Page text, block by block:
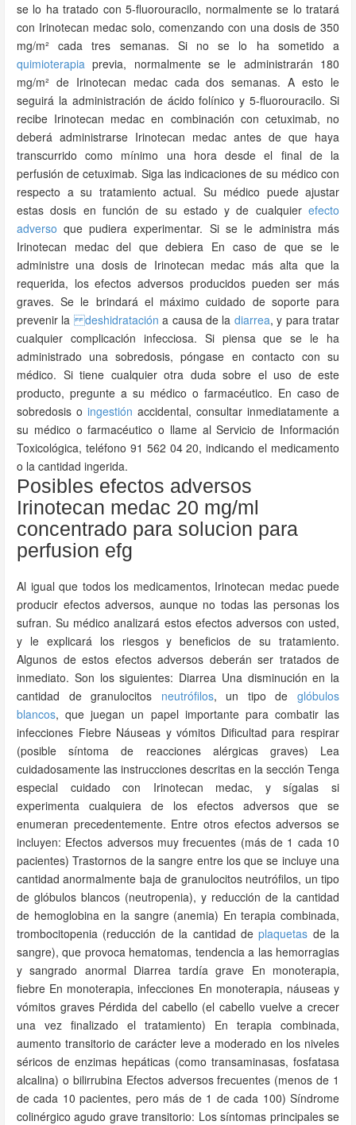
se lo ha tratado con 5-fluorouracilo, normalmente se lo tratará
con Irinotecan medac solo, comenzando con una dosis de 350
mg/m² cada tres semanas. Si no se lo ha sometido a
quimioterapia previa, normalmente se le administrarán 180
mg/m² de Irinotecan medac cada dos semanas. A esto le
seguirá la administración de ácido folínico y 5-fluorouracilo. Si
recibe Irinotecan medac en combinación con cetuximab, no
deberá administrarse Irinotecan medac antes de que haya
transcurrido como mínimo una hora desde el final de la
perfusión de cetuximab. Siga las indicaciones de su médico con
respecto a su tratamiento actual. Su médico puede ajustar
estas dosis en función de su estado y de cualquier efecto
adverso que pudiera experimentar. Si se le administra más
Irinotecan medac del que debiera En caso de que se le
administre una dosis de Irinotecan medac más alta que la
requerida, los efectos adversos producidos pueden ser más
graves. Se le brindará el máximo cuidado de soporte para
prevenir la deshidratación a causa de la diarrea, y para tratar
cualquier complicación infecciosa. Si piensa que se le ha
administrado una sobredosis, póngase en contacto con su
médico. Si tiene cualquier otra duda sobre el uso de este
producto, pregunte a su médico o farmacéutico. En caso de
sobredosis o ingestión accidental, consultar inmediatamente a
su médico o farmacéutico o llame al Servicio de Información
Toxicológica, teléfono 91 562 04 20, indicando el medicamento
o la cantidad ingerida.
Posibles efectos adversos
Irinotecan medac 20 mg/ml
concentrado para solucion para
perfusion efg
Al igual que todos los medicamentos, Irinotecan medac puede
producir efectos adversos, aunque no todas las personas los
sufran. Su médico analizará estos efectos adversos con usted,
y le explicará los riesgos y beneficios de su tratamiento.
Algunos de estos efectos adversos deberán ser tratados de
inmediato. Son los siguientes: Diarrea Una disminución en la
cantidad de granulocitos neutrófilos, un tipo deglóbulos
blancos, que juegan un papel importante para combatir las
infecciones Fiebre Náuseas y vómitos Dificultad para respirar
(posible síntoma de reacciones alérgicas graves) Lea
cuidadosamente las instrucciones descritas en la sección Tenga
especial cuidado con Irinotecan medac, y sígalas si
experimenta cualquiera de los efectos adversos que se
enumeran precedentemente. Entre otros efectos adversos se
incluyen: Efectos adversos muy frecuentes (más de 1 cada 10
pacientes) Trastornos de la sangre entre los que se incluye una
cantidad anormalmente baja de granulocitos neutrófilos, un tipo
de glóbulos blancos (neutropenia), y reducción de la cantidad
de hemoglobina en la sangre (anemia) En terapia combinada,
trombocitopenia (reducción de la cantidad deplaquetas de la
sangre), que provoca hematomas, tendencia a las hemorragias
y sangrado anormal Diarrea tardía grave En monoterapia,
fiebre En monoterapia, infecciones En monoterapia, náuseas y
vómitos graves Pérdida del cabello (el cabello vuelve a crecer
una vez finalizado el tratamiento) En terapia combinada,
aumento transitorio de carácter leve a moderado en los niveles
séricos de enzimas hepáticas (como transaminasas, fosfatasa
alcalina) o bilirrubina Efectos adversos frecuentes (menos de 1
de cada 10 pacientes, pero más de 1 de cada 100) Síndrome
colinérgico agudo grave transitorio: Los síntomas principales se